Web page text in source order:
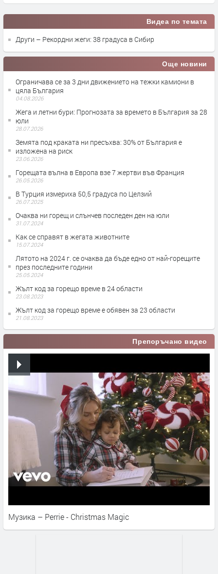
Видеа по темата
Други – Рекордни жеги: 38 градуса в Сибир
Още новини
Ограничава се за 3 дни движението на тежки камиони в
цяла България
04.08.2026
Жега и летни бури: Прогнозата за времето в България за 28
юли
28.07.2026
Земята под краката ни пресъхва: 30% от България е
изложена на риск
23.06.2026
Горещата вълна в Европа взе 7 жертви във Франция
26.05.2026
В Турция измериха 50,5 градуса по Целзий
26.07.2025
Очаква ни горещ и слънчев последен ден на юли
31.07.2024
Как се справят в жегата животните
15.07.2024
Лятото на 2024 г. се очаква да бъде едно от най-горещите
през последните години
25.05.2024
Жълт код за горещо време в 24 области
23.08.2023
Жълт код за горещо време е обявен за 23 области
21.08.2023
Препоръчано видео
Музика – Perrie - Christmas Magic